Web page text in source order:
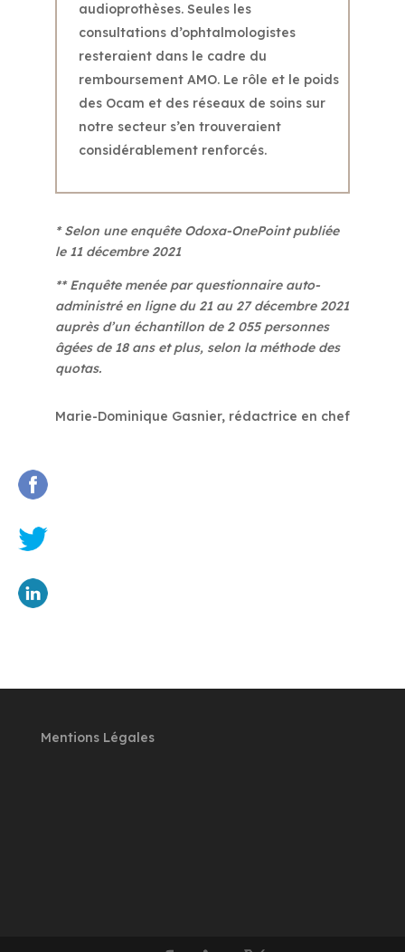
audioprothèses. Seules les
consultations d’ophtalmologistes
resteraient dans le cadre du
remboursement AMO. Le rôle et le poids
des Ocam et des réseaux de soins sur
notre secteur s’en trouveraient
considérablement renforcés.
* Selon une enquête Odoxa-OnePoint publiée
le 11 décembre 2021
** Enquête menée par questionnaire auto-
administré en ligne du 21 au 27 décembre 2021
auprès d’un échantillon de 2 055 personnes
âgées de 18 ans et plus, selon la méthode des
quotas.
Marie-Dominique Gasnier, rédactrice en chef
Mentions Légales